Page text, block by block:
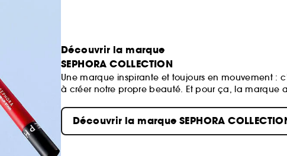
Découvrir la marque
SEPHORA COLLECTION
Une marque inspirante et toujours en mouvement :
à créer notre propre beauté. Et pour ça, la marque
mission de démocratiser une beauté performante
faciles d’utilisation, abordables et accessibles à
avec#sephoracollection!
Découvrir la marque SEPHORA